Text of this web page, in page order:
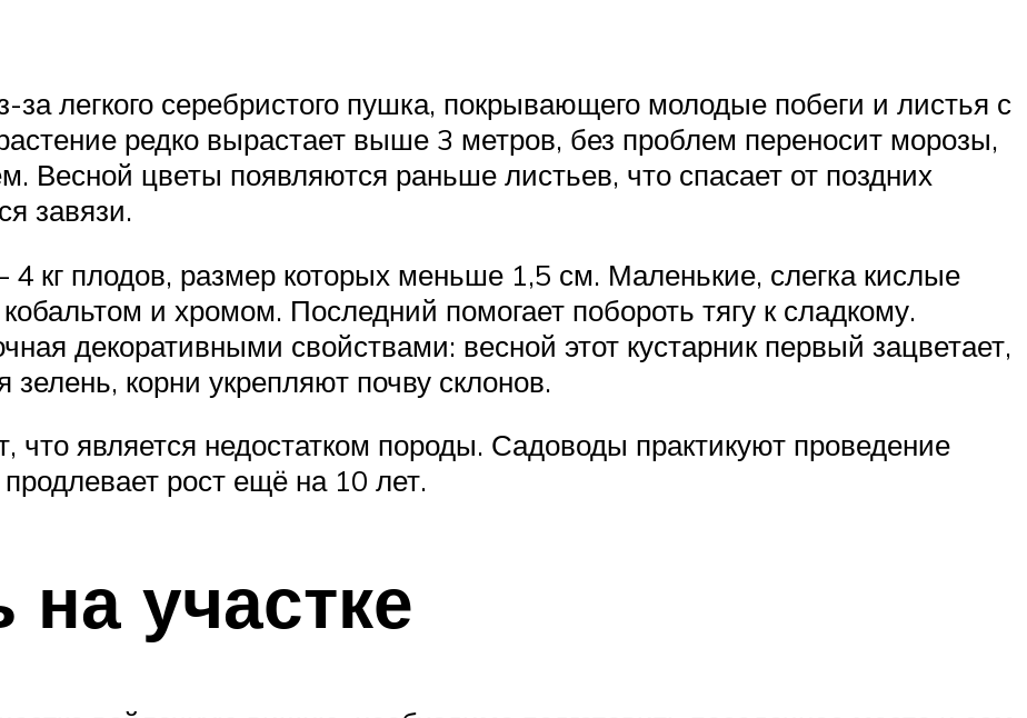
легкого серебристого пушка, покрывающего молодые побеги и листья с
редко вырастает выше 3 метров, без проблем переносит морозы,
Весной цветы появляются раньше листьев, что спасает от поздних
завязи.
кг плодов, размер которых меньше 1,5 см. Маленькие, слегка кислые
и хромом. Последний помогает побороть тягу к сладкому.
декоративными свойствами: весной этот кустарник первый зацветает,
зелень, корни укрепляют почву склонов.
что является недостатком породы. Садоводы практикуют проведение
рост ещё на 10 лет.
на участке